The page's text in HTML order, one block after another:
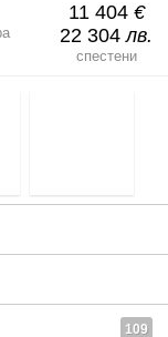
11 404 €
22 304лв.
спестени
109